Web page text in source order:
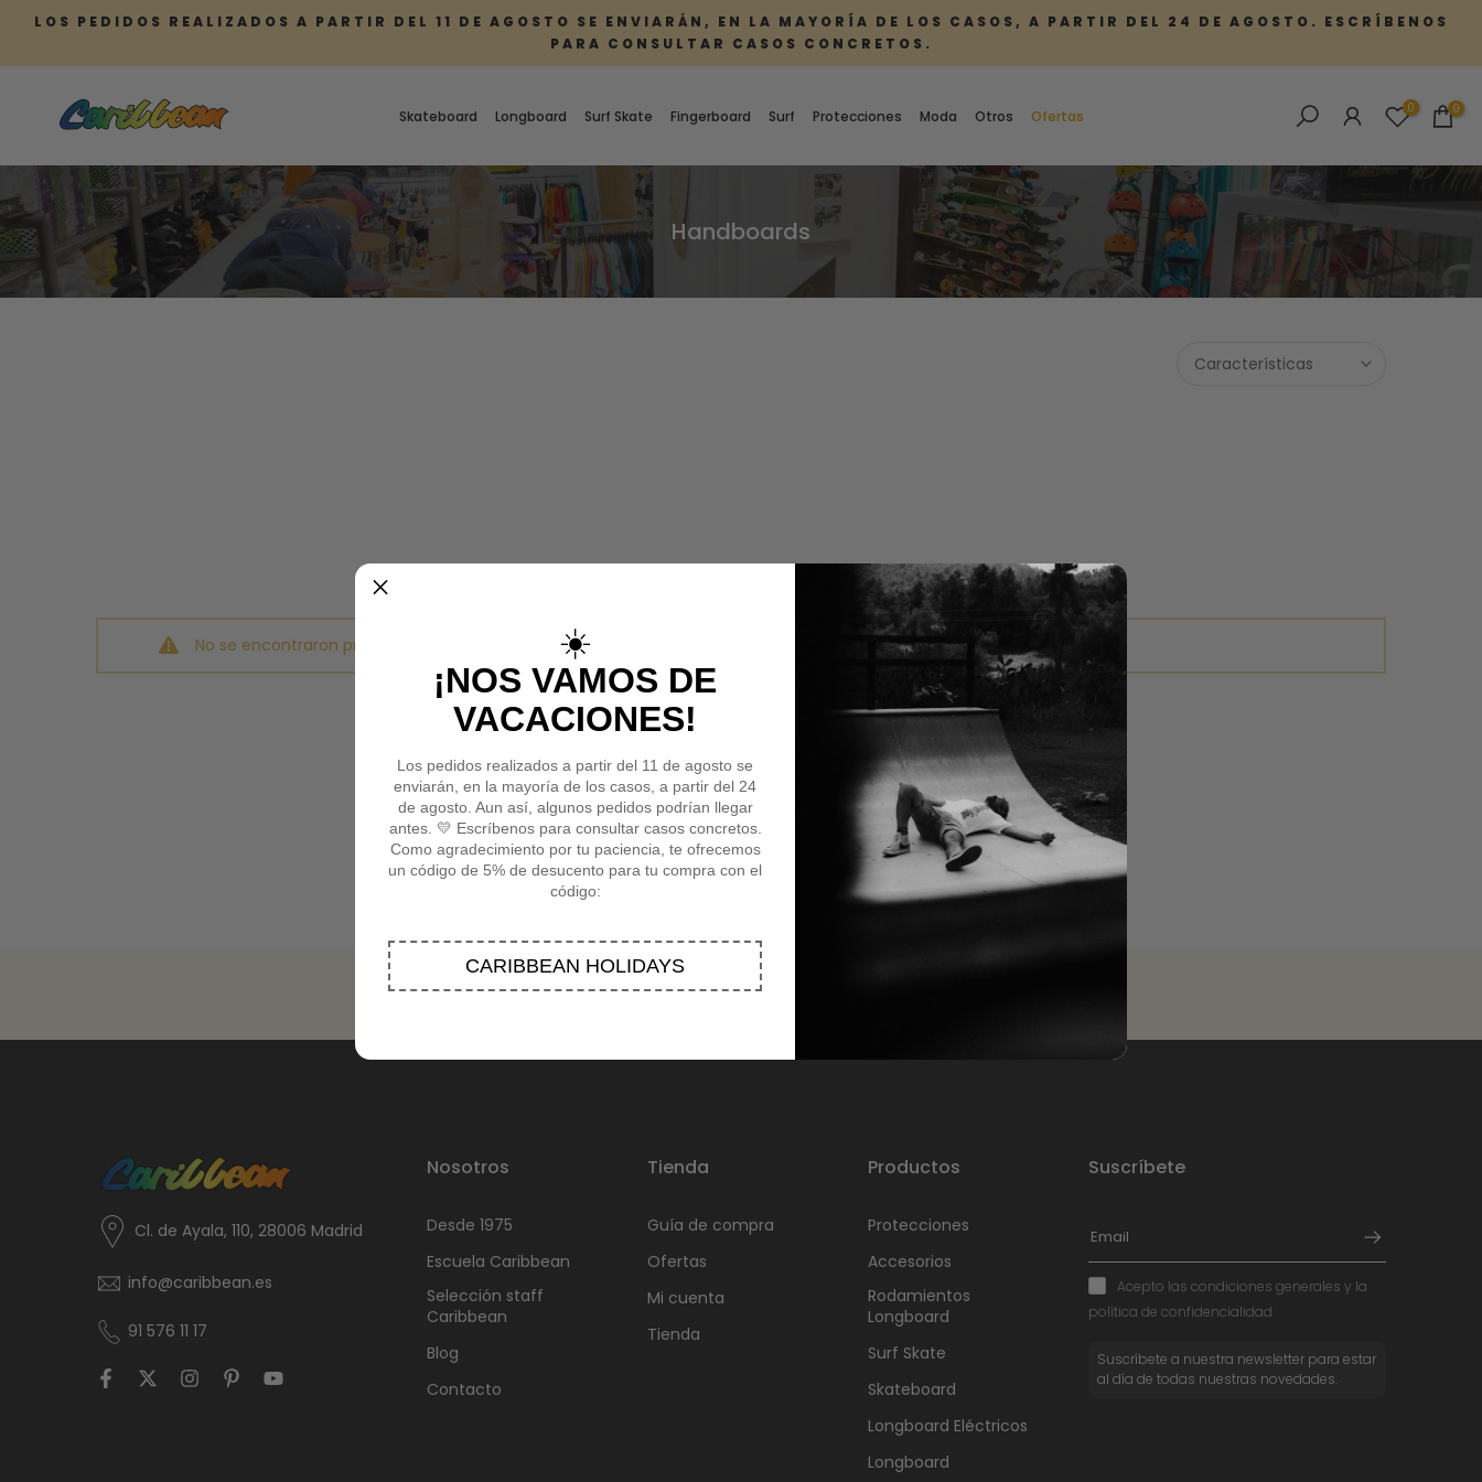
Saltar
contenido
LOS PEDIDOS REALIZADOS A PARTIR DEL 11 DE AGOSTO SE ENVIARÁN, EN LA MAYORÍA DE LOS CASOS, A PARTIR DEL 24 DE AGOSTO. ESCRÍBENOS
PARA CONSULTAR CASOS CONCRETOS.
Skateboard Longboard Surf Skate Fingerboard Surf Protecciones Moda Otros Ofertas 0 0
Handboards
Características
No se encontraron productos que coincidan con tu selección.
Cl. de Ayala, 110, 28006 Madrid
info@caribbean.es
91 576 11 17
Nosotros
Desde 1975
Escuela Caribbean
Selección staff
Caribbean
Blog
Contacto
Tienda
Guía de compra
Ofertas
Mi cuenta
Tienda
Productos
Protecciones
Accesorios
Rodamientos
Longboard
Surf Skate
Skateboard
Longboard Eléctricos
Longboard
Suscríbete
Acepto las condiciones generales y la
política de confidencialidad
Suscríbete a nuestra newsletter para estar
al día de todas nuestras novedades.
☀️
¡NOS VAMOS DE
VACACIONES!
Los pedidos realizados a partir del 11 de agosto se
enviarán, en la mayoría de los casos, a partir del 24
de agosto. Aun así, algunos pedidos podrían llegar
antes. 💛 Escríbenos para consultar casos concretos.
Como agradecimiento por tu paciencia, te ofrecemos
un código de 5% de desucento para tu compra con el
código:
CARIBBEAN HOLIDAYS